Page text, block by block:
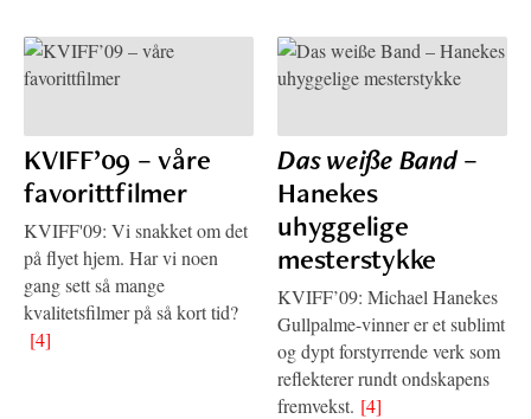
KVIFF’09 – våre
favorittfilmer
KVIFF'09: Vi snakket om det
på flyet hjem. Har vi noen
gang sett så mange
kvalitetsfilmer på så kort tid?
[4]
Das weiße Band–
Hanekes
uhyggelige
mesterstykke
KVIFF’09: Michael Hanekes
Gullpalme-vinner er et sublimt
og dypt forstyrrende verk som
reflekterer rundt ondskapens
fremvekst. [4]